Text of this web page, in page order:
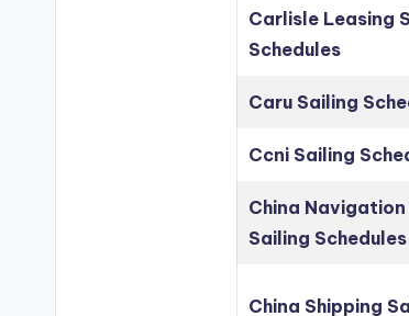
Carlisle Leasing
Schedules
Caru Sailing
Ccni Sailing
China
Sailing Schedules
China Shipping